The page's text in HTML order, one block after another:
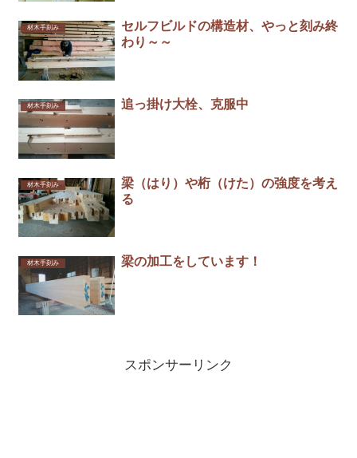
材木手刻み
セルフビルドの構造材、やっと刻み終
わり～～
材木手刻み 追っ掛け大栓、克服中
材木手刻み
梁（はり）や桁（けた）の強度を考え
る
材木手刻み 梁の加工をしています！
スポンサーリンク